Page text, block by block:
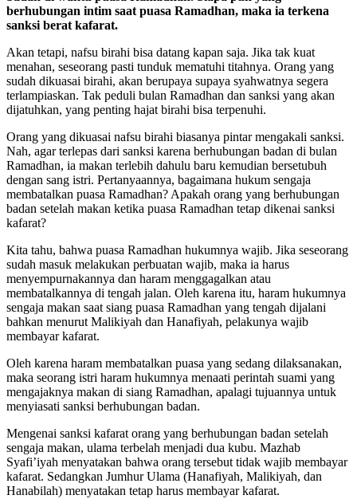
berhubungan intim saat puasa Ramadhan, maka ia terkena
sanksi berat kafarat.
Akan tetapi, nafsu birahi bisa datang kapan saja. Jika tak kuat
menahan, seseorang pasti tunduk mematuhi titahnya. Orang yang
sudah dikuasai birahi, akan berupaya supaya syahwatnya segera
terlampiaskan. Tak peduli bulan Ramadhan dan sanksi yang akan
dijatuhkan, yang penting hajat birahi bisa terpenuhi.
Orang yang dikuasai nafsu birahi biasanya pintar mengakali sanksi.
Nah, agar terlepas dari sanksi karena berhubungan badan di bulan
Ramadhan, ia makan terlebih dahulu baru kemudian bersetubuh
dengan sang istri. Pertanyaannya, bagaimana hukum sengaja
membatalkan puasa Ramadhan? Apakah orang yang berhubungan
badan setelah makan ketika puasa Ramadhan tetap dikenai sanksi
kafarat?
Kita tahu, bahwa puasa Ramadhan hukumnya wajib. Jika seseorang
sudah masuk melakukan perbuatan wajib, maka ia harus
menyempurnakannya dan haram menggagalkan atau
membatalkannya di tengah jalan. Oleh karena itu, haram hukumnya
sengaja makan saat siang puasa Ramadhan yang tengah dijalani
bahkan menurut Malikiyah dan Hanafiyah, pelakunya wajib
membayar kafarat.
Oleh karena haram membatalkan puasa yang sedang dilaksanakan,
maka seorang istri haram hukumnya menaati perintah suami yang
mengajaknya makan di siang Ramadhan, apalagi tujuannya untuk
menyiasati sanksi berhubungan badan.
Mengenai sanksi kafarat orang yang berhubungan badan setelah
sengaja makan, ulama terbelah menjadi dua kubu. Mazhab
Syafi’iyah menyatakan bahwa orang tersebut tidak wajib membayar
kafarat. Sedangkan Jumhur Ulama (Hanafiyah, Malikiyah, dan
Hanabilah) menyatakan tetap harus membayar kafarat.